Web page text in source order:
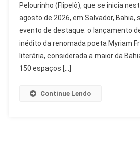
Inédito
De
Myriam
Fraga
Lançado
Pelourinho (Flipelô), que se inicia
agosto de 2026, em Salvador, Bahia,
evento de destaque: o lançamento
inédito da renomada poeta Myriam
literária, considerada a maior da
150 espaços […]
Continue Lendo